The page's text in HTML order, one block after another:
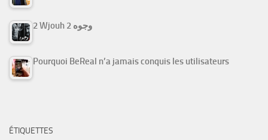
2 Wjouh 2 وجوه
Pourquoi BeReal n’a jamais conquis les utilisateurs
ÉTIQUETTES